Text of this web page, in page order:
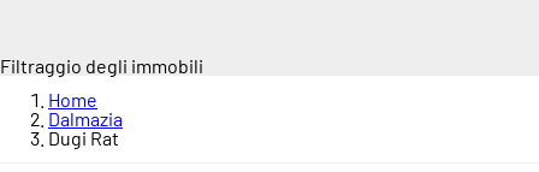
Filtraggio degli immobili
Home
Dalmazia
Dugi Rat